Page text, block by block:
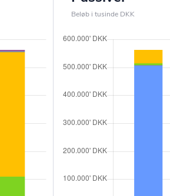
Beløb i tusinde DKK